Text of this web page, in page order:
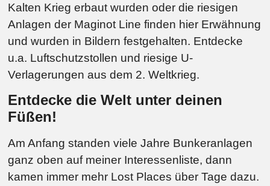
Kalten Krieg erbaut wurden oder die riesigen
Anlagen der Maginot Line finden hier Erwähnung
und wurden in Bildern festgehalten. Entdecke
u.a. Luftschutzstollen und riesige U-
Verlagerungen aus dem 2. Weltkrieg.
Entdecke die Welt unter deinen
Füßen!
Am Anfang standen viele Jahre Bunkeranlagen
ganz oben auf meiner Interessenliste, dann
kamen immer mehr Lost Places über Tage dazu.